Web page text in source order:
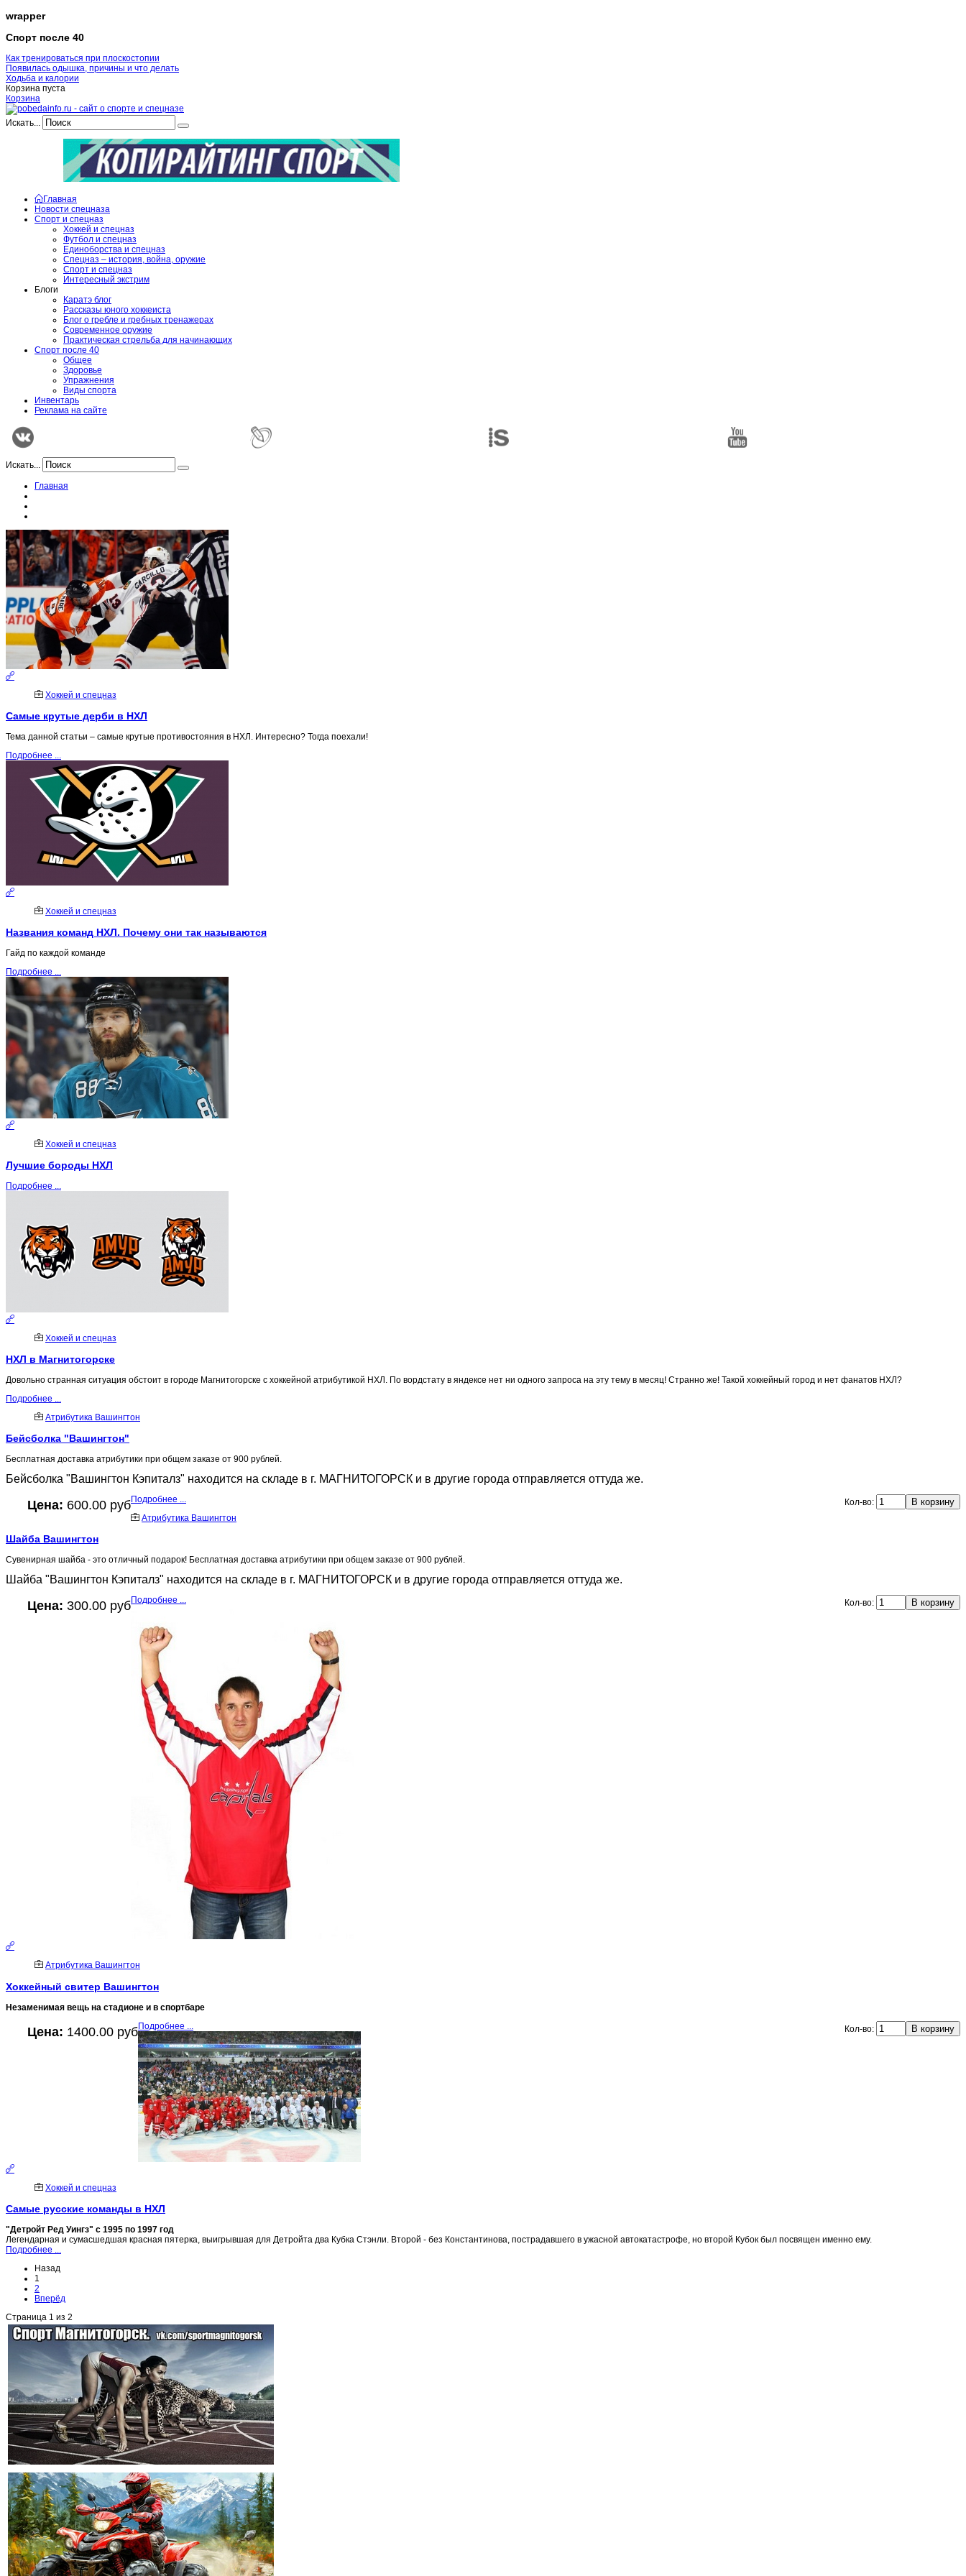
wrapper
Спорт после 40
Как тренироваться при плоскостопии
Появилась одышка, причины и что делать
Ходьба и калории
Корзина пуста
Корзина
Искать...
Главная
Новости спецназа
Спорт и спецназ
Хоккей и спецназ
Футбол и спецназ
Единоборства и спецназ
Спецназ – история, война, оружие
Спорт и спецназ
Интересный экстрим
Блоги
Каратэ блог
Рассказы юного хоккеиста
Блог о гребле и гребных тренажерах
Современное оружие
Практическая стрельба для начинающих
Спорт после 40
Общее
Здоровье
Упражнения
Виды спорта
Инвентарь
Реклама на сайте
Искать...
Главная
Хоккей и спецназ
Самые крутые дерби в НХЛ
Тема данной статьи – самые крутые противостояния в НХЛ. Интересно? Тогда поехали!
Подробнее ...
Хоккей и спецназ
Названия команд НХЛ. Почему они так называются
Гайд по каждой команде
Подробнее ...
Хоккей и спецназ
Лучшие бороды НХЛ
Подробнее ...
Хоккей и спецназ
НХЛ в Магнитогорске
Довольно странная ситуация обстоит в городе Магнитогорске с хоккейной атрибутикой НХЛ. По вордстату в яндексе нет ни одного запроса на эту тему в месяц! Странно же! Такой хоккейный город и нет фанатов НХЛ?
Подробнее ...
Атрибутика Вашингтон
Бейсболка "Вашингтон"
Бесплатная доставка атрибутики при общем заказе от 900 рублей.
Бейсболка "Вашингтон Кэпиталз" находится на складе в г. МАГНИТОГОРСК и в другие города отправляется оттуда же.
Цена: 600.00 руб Кол-во:
Подробнее ...
Атрибутика Вашингтон
Шайба Вашингтон
Сувенирная шайба - это отличный подарок! Бесплатная доставка атрибутики при общем заказе от 900 рублей.
Шайба "Вашингтон Кэпиталз" находится на складе в г. МАГНИТОГОРСК и в другие города отправляется оттуда же.
Цена: 300.00 руб Кол-во:
Подробнее ...
Атрибутика Вашингтон
Хоккейный свитер Вашингтон
Незаменимая вещь на стадионе и в спортбаре
Цена: 1400.00 руб Кол-во:
Подробнее ...
Хоккей и спецназ
Самые русские команды в НХЛ
"Детройт Ред Уингз" с 1995 по 1997 год
Легендарная и сумасшедшая красная пятерка, выигрывшая для Детройта два Кубка Стэнли. Второй - без Константинова, пострадавшего в ужасной автокатастрофе, но второй Кубок был посвящен именно ему.
Подробнее ...
Назад
1
2
Вперёд
Страница 1 из 2